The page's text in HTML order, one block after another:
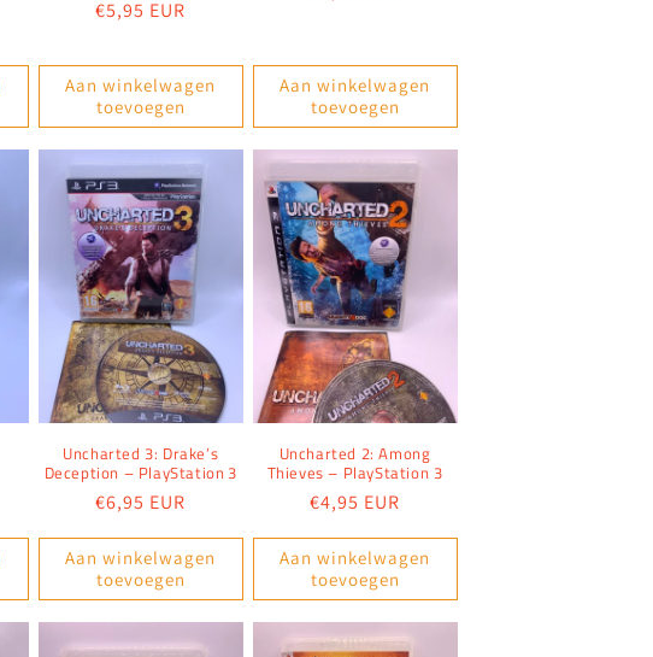
Normale
€5,95 EUR
Aan winkelwagen
toevoegen
Aan winkelwagen
toevoegen
Uncharted 3: Drake’s
Deception – PlayStation 3
Normale
€6,95 EUR
Aan winkelwagen
toevoegen
Uncharted 2: Among
Thieves – PlayStation 3
Normale
€4,95 EUR
Aan winkelwagen
toevoegen